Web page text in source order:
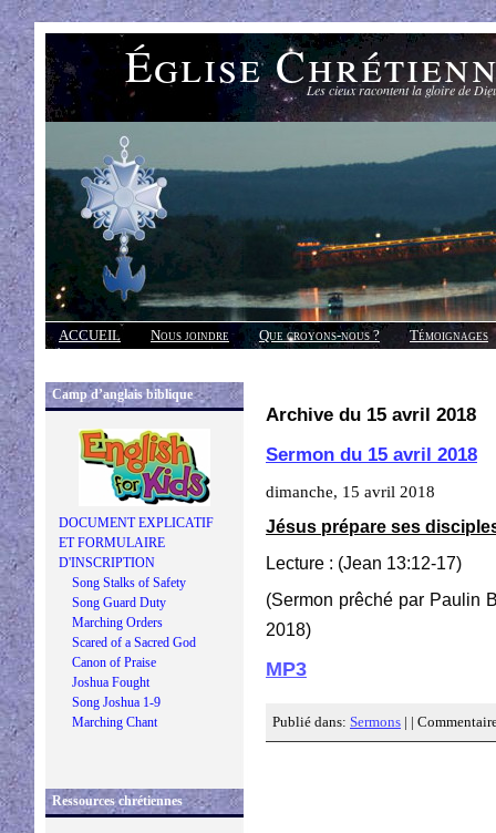
Église Les cieux racontent la gloire de
ACCUEIL Nous joindre Que croyons-nous ?
Témoignages
Réponses
Camp d’anglais biblique
DOCUMENT EXPLICATIF
ET FORMULAIRE
D'INSCRIPTION
Song Stalks of Safety
Song Guard Duty
Marching Orders
Scared of a Sacred God
Canon of Praise
Joshua Fought
Song Joshua 1-9
Marching Chant
Ressources chrétiennes
Archive du 15 avril 2018
Sermon du 15 avril 2018
dimanche, 15 avril 2018
Jésus prépare ses
Lecture : (Jean 13:12-17)
(Sermon prêché par Paulin
2018)
MP3
Publié dans: Sermons | |